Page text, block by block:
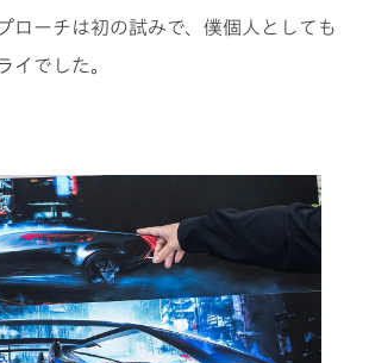
ローチは初の試みで、僕個人としても
イでした。